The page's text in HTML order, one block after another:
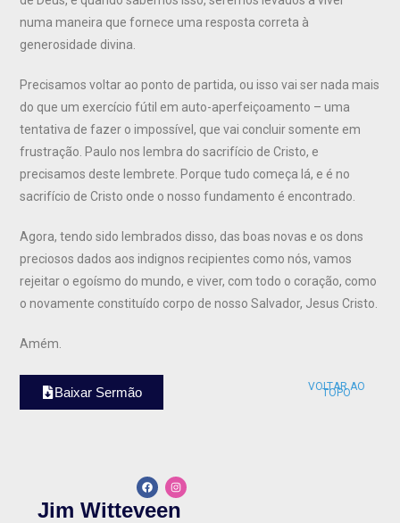
numa maneira que fornece uma resposta correta à
generosidade divina.
Precisamos voltar ao ponto de partida, ou isso vai ser nada mais
do que um exercício fútil em auto-aperfeiçoamento – uma
tentativa de fazer o impossível, que vai concluir somente em
frustração. Paulo nos lembra do sacrifício de Cristo, e
precisamos deste lembrete. Porque tudo começa lá, e é no
sacrifício de Cristo onde o nosso fundamento é encontrado.
Agora, tendo sido lembrados disso, das boas novas e os dons
preciosos dados aos indignos recipientes como nós, vamos
rejeitar o egoísmo do mundo, e viver, com todo o coração, como
o novamente constituído corpo de nosso Salvador, Jesus Cristo.
Amém.
Baixar Sermão VOLTAR AO
TOPO
Jim Witteveen